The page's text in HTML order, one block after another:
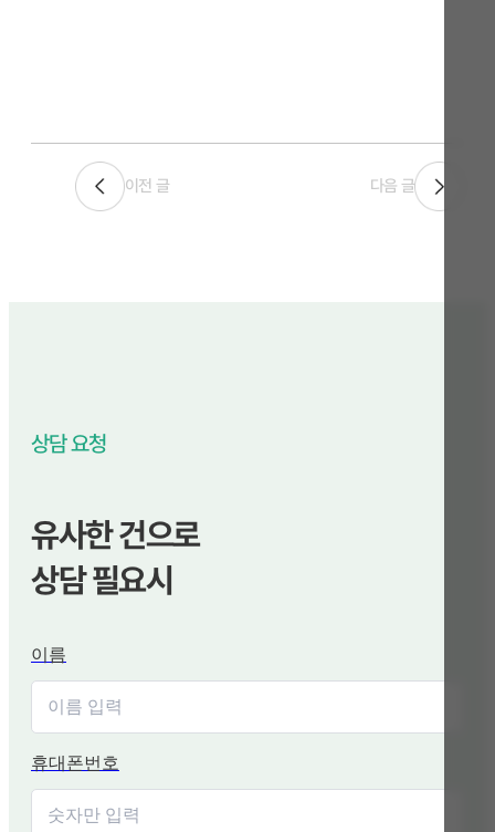
이전 글 다음 글
상담 요청
유사한 건으로
상담 필요시
이름
휴대폰번호